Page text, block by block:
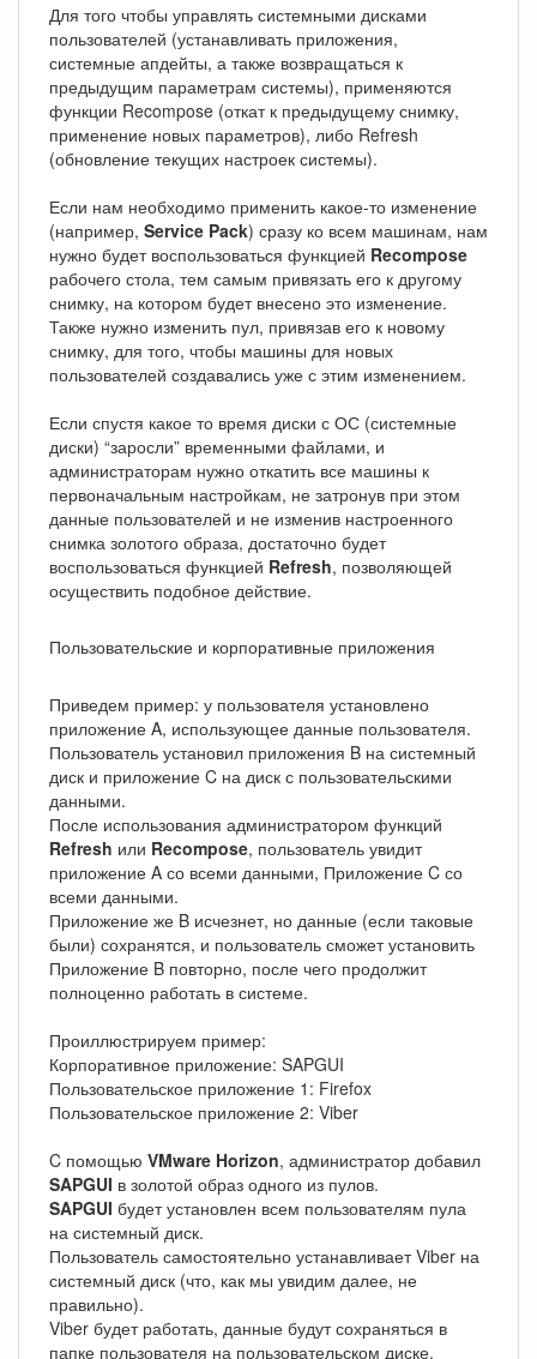
Для того чтобы управлять системными дисками
пользователей (устанавливать приложения,
системные апдейты, а также возвращаться к
предыдущим параметрам системы), применяются
функции Recompose (откат к предыдущему снимку,
применение новых параметров), либо Refresh
(обновление текущих настроек системы).
Если нам необходимо применить какое-то изменение
(например, Service Pack) сразу ко всем машинам, нам
нужно будет воспользоваться функцией Recompose
рабочего стола, тем самым привязать его к другому
снимку, на котором будет внесено это изменение.
Также нужно изменить пул, привязав его к новому
снимку, для того, чтобы машины для новых
пользователей создавались уже с этим изменением.
Если спустя какое то время диски с ОС (системные
диски) “заросли” временными файлами, и
администраторам нужно откатить все машины к
первоначальным настройкам, не затронув при этом
данные пользователей и не изменив настроенного
снимка золотого образа, достаточно будет
воспользоваться функцией Refresh, позволяющей
осуществить подобное действие.
Пользовательские и корпоративные приложения
Приведем пример: у пользователя установлено
приложение A, использующее данные пользователя.
Пользователь установил приложения B на системный
диск и приложение C на диск с пользовательскими
данными.
После использования администратором функций
Refresh или Recompose, пользователь увидит
приложение A со всеми данными, Приложение C со
всеми данными.
Приложение же B исчезнет, но данные (если таковые
были) сохранятся, и пользователь сможет установить
Приложение B повторно, после чего продолжит
полноценно работать в системе.
Проиллюстрируем пример:
Корпоративное приложение: SAPGUI
Пользовательское приложение 1: Firefox
Пользовательское приложение 2: Viber
C помощью VMware Horizon, администратор добавил
SAPGUI в золотой образ одного из пулов.
SAPGUI будет установлен всем пользователям пула
на системный диск.
Пользователь самостоятельно устанавливает Viber на
системный диск (что, как мы увидим далее, не
правильно).
Viber будет работать, данные будут сохраняться в
папке пользователя на пользовательском диске.